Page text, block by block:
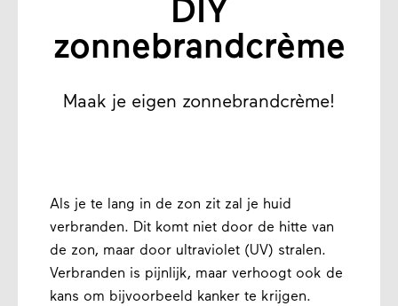
DIY
zonnebrandcrème
Maak je eigen zonnebrandcrème!
Als je te lang in de zon zit zal je huid
verbranden. Dit komt niet door de hitte van
de zon, maar door ultraviolet (UV) stralen.
Verbranden is pijnlijk, maar verhoogt ook de
kans om bijvoorbeeld kanker te krijgen.